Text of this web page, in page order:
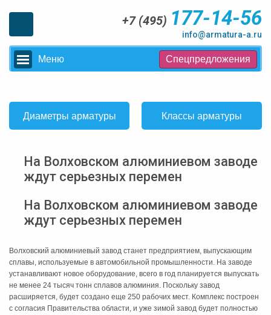
+7 (495) 177-14-56
info@armatura-a.ru
Меню Спецпредложения
Диаметры арматуры Классы арматуры
На Волховском алюминиевом заводе
ждут серьезных перемен
На Волховском алюминиевом заводе
ждут серьезных перемен
Волховский алюминиевый завод станет предприятием, выпускающим
сплавы, используемые в автомобильной промышленности. На заводе
устанавливают новое оборудование, всего в год планируется выпускать
не менее 24 тысяч тонн сплавов алюминия. Поскольку завод
расширяется, будет создано еще 250 рабочих мест. Комплекс построен
с согласия Правительства области, и уже зимой завод будет полностью